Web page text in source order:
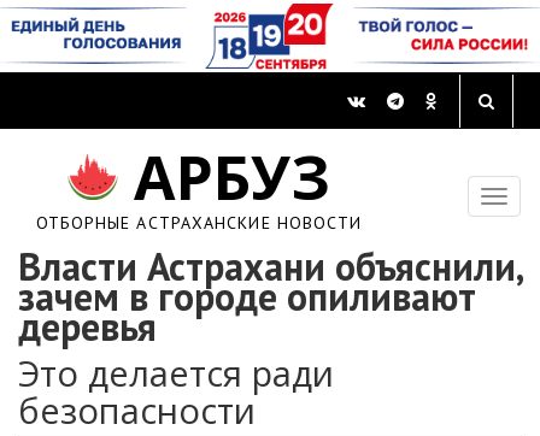
АРБУЗ
ОТБОРНЫЕ АСТРАХАНСКИЕ НОВОСТИ
Власти Астрахани объяснили,
зачем в городе опиливают
деревья
Это делается ради
безопасности